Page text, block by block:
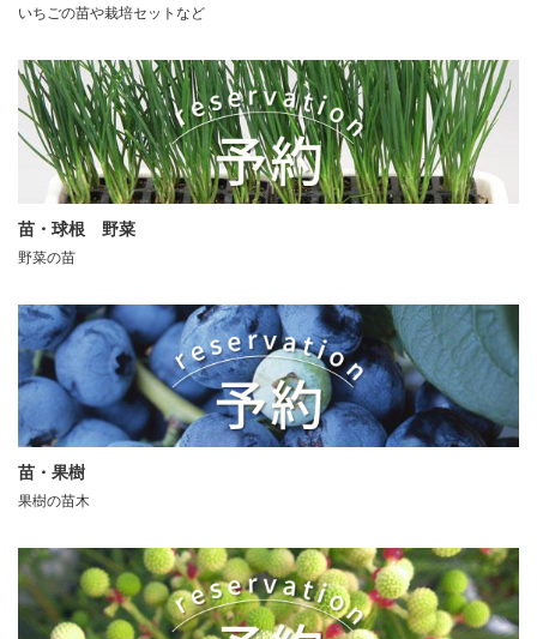
いちごの苗や栽培セットなど
苗・球根 野菜
野菜の苗
苗・果樹
果樹の苗木